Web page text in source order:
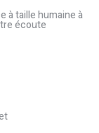
à taille humaine à
écoute